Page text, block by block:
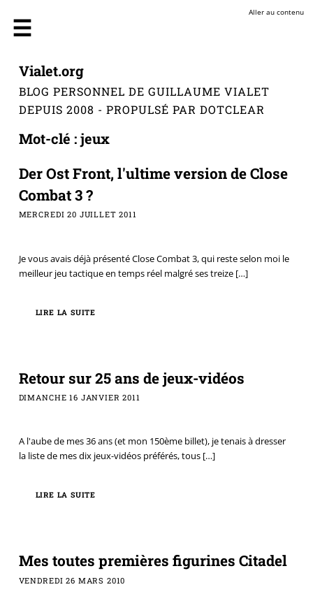
Aller au contenu
Vialet.org
BLOG PERSONNEL DE GUILLAUME VIALET
DEPUIS 2008 - PROPULSÉ PAR DOTCLEAR
Mot-clé : jeux
Der Ost Front, l'ultime version de Close
Combat 3 ?
MERCREDI 20 JUILLET 2011
Je vous avais déjà présenté Close Combat 3, qui reste selon moi le
meilleur jeu tactique en temps réel malgré ses treize[…]
LIRE LA SUITE
Retour sur 25 ans de jeux-vidéos
DIMANCHE 16 JANVIER 2011
A l'aube de mes 36 ans (et mon 150ème billet), je tenais à dresser
la liste de mes dix jeux-vidéos préférés, tous[…]
LIRE LA SUITE
Mes toutes premières figurines Citadel
VENDREDI 26 MARS 2010